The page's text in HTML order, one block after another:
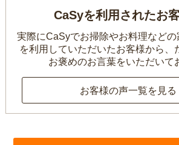
CaSyを利用されたお
実際にCaSyでお掃除やお料理などの
を利用していただいたお客様から、
お褒めのお言葉をいただいて
お客様の声一覧を見る